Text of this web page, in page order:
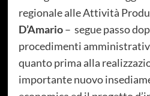
regionale alle Attività
D’Amario– segue passo
procedimenti
quanto prima alla
importante nuovo